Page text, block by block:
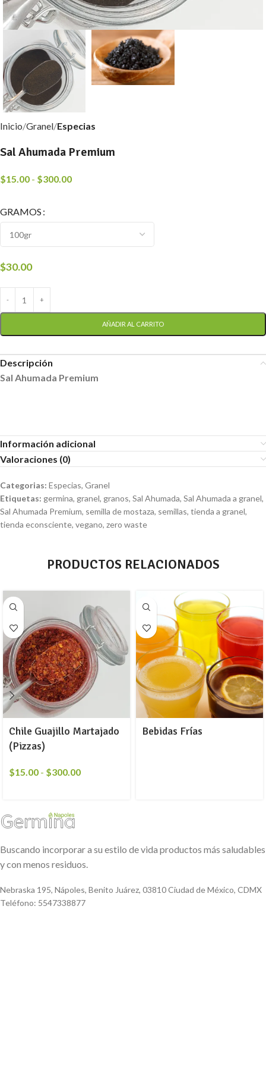
Inicio Granel Especias
Sal Ahumada Premium
$15.00 - $300.00
GRAMOS
$30.00
AÑADIR AL CARRITO
Descripción
Sal Ahumada Premium
Información adicional
Valoraciones (0)
Categorias: Especias, Granel
Etiquetas: germina, granel, granos, Sal Ahumada, Sal Ahumada a granel,
Sal Ahumada Premium, semilla de mostaza, semillas, tienda a granel,
tienda econsciente, vegano, zero waste
PRODUCTOS RELACIONADOS
Chile Guajillo Martajado
(Pizzas)
$15.00 - $300.00
Bebidas Frías
Buscando incorporar a su estilo de vida productos más saludables
y con menos residuos.
Nebraska 195, Nápoles, Benito Juárez, 03810 Ciudad de México, CDMX
Teléfono: 5547338877